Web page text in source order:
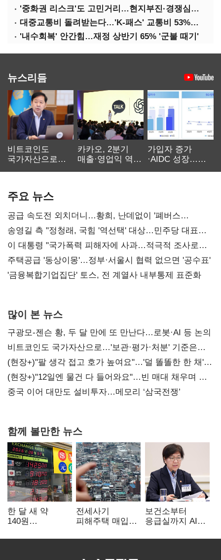
'중화권 리스크'도 고민거리…현지부진·경쟁심화·양안냉각
대중교통비 돌려받는다…'K-패스' 교통비 53%까지 환급
'내수회복' 안간힘…재정 상반기 65% '군불 때기'
뉴스리듬
비트코인도
국가자산으로…'
카카오, 2분기
매출·영업익 역대
가입자 증가
·AIDC 성장…
주요 뉴스
공급 속도전 외치더니…황희, 난데없이 '폐버스
리모델링' 제안
송영길 측 "정청래, 국힘 '역선택' 대상…민주당 대표로
총선 지휘 못해"
이 대통령 "국가폭력 피해자에 사과…적극적 조사로
진실 밝혀야"
주택공급 '동상이몽'…정부·서울시 협력 없으면 '공수표'
'금융복합기업집단' 토스, 전 계열사 내부통제 표준화
많이 본 뉴스
구광모-젠슨 황, 두 달 만에 또 만난다…로봇·AI 등 논의
비트코인도 국가자산으로…'보관·평가·처분' 기준은
숙제
(현장+)"팔 생각 접고 호가 높여요"…'덜 똘똘한 한 채'
20억 키맞추기
(현장+)"12일엔 물건 다 들어와요"…빈 매대 채우며 문
연 홈플러스
중국 이어 대만도 설비투자…메모리 ‘삼국전쟁’
함께 볼만한 뉴스
한 달 새 약
140원
엔저'에 원화
전세사기
피해주택 매입
누적 피해자
보건소부터
응급실까지 AI
혁신 본격화